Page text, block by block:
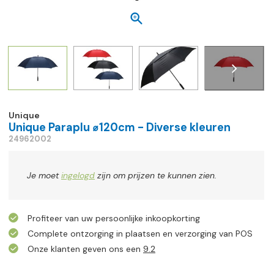
Unique
Unique Paraplu ⌀120cm - Diverse kleuren
24962002
Je moetingelogd zijn om prijzen te kunnen zien.
Profiteer van uw persoonlijke inkoopkorting
Complete ontzorging in plaatsen en verzorging van POS
Onze klanten geven ons een 9.2